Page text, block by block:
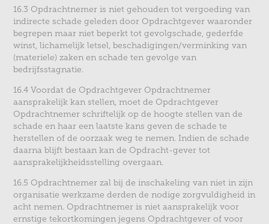
16.3 Opdrachtnemer is niet gehouden tot vergoeding van
indirecte schade geleden door Opdrachtgever waaronder
begrepen maar niet beperkt tot gevolgschade, gederfde
winst, lichamelijk letsel, beschadigingen/verminking van
(materiele) zaken en schade ten gevolge van
bedrijfsstagnatie.
16.4 Voordat de Opdrachtgever Opdrachtnemer
aansprakelijk kan stellen, moet de Opdrachtgever
Opdrachtnemer schriftelijk op de hoogte stellen van de
schade en haar een laatste kans geven de schade te
herstellen of de oorzaak weg te nemen. Indien de schade
daarna blijft bestaan kan de Opdracht-gever tot
aansprakelijkheidsstelling overgaan.
16.5 Opdrachtnemer zal bij de inschakeling van niet in zijn
organisatie werkzame derden de nodige zorgvuldigheid in
acht nemen. Opdrachtnemer is niet aansprakelijk voor
ernstige tekortkomingen jegens Opdrachtgever of voor